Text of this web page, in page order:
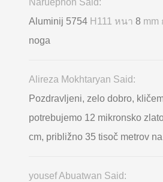
Naruephon Said:
Aluminij 5754 H111 หนา 8 mm
noga
Alireza Mokhtaryan Said:
Pozdravljeni, zelo dobro,
potrebujemo 12 mikronsko
cm, približno 35 tisoč metrov
yousef Abuatwan Said: